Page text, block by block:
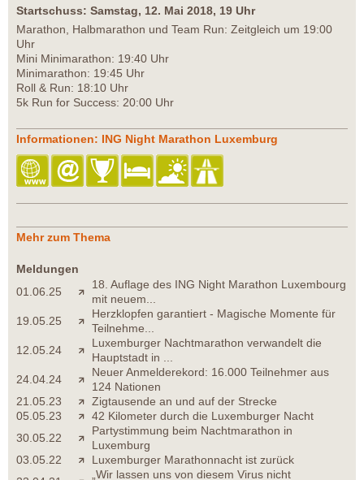
Startschuss: Samstag, 12. Mai 2018, 19 Uhr
Marathon, Halbmarathon und Team Run: Zeitgleich um 19:00
Uhr
Mini Minimarathon: 19:40 Uhr
Minimarathon: 19:45 Uhr
Roll & Run: 18:10 Uhr
5k Run for Success: 20:00 Uhr
Informationen: ING Night Marathon Luxemburg
Mehr zum Thema
Meldungen
01.06.25
18. Auflage des ING Night Marathon Luxembourg
mit neuem...
19.05.25
Herzklopfen garantiert - Magische Momente für
Teilnehme...
12.05.24
Luxemburger Nachtmarathon verwandelt die
Hauptstadt in ...
24.04.24
Neuer Anmelderekord: 16.000 Teilnehmer aus
124 Nationen
21.05.23
Zigtausende an und auf der Strecke
05.05.23
42 Kilometer durch die Luxemburger Nacht
30.05.22
Partystimmung beim Nachtmarathon in
Luxemburg
03.05.22
Luxemburger Marathonnacht ist zurück
„Wir lassen uns von diesem Virus nicht